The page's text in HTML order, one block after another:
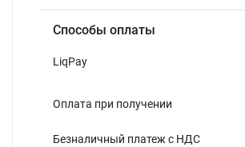
Способы оплаты
LiqPay
Оплата при получении
Безналичный платеж с НДС